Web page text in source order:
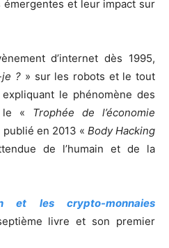
émergentes et leur impact sur
d’internet dès 1995,
je ? » sur les robots et le tout
le phénomène des
le « Trophée de l’économie
en 2013 « Body Hacking
de l’humain et de la
et les crypto-monnaies
livre et son premier